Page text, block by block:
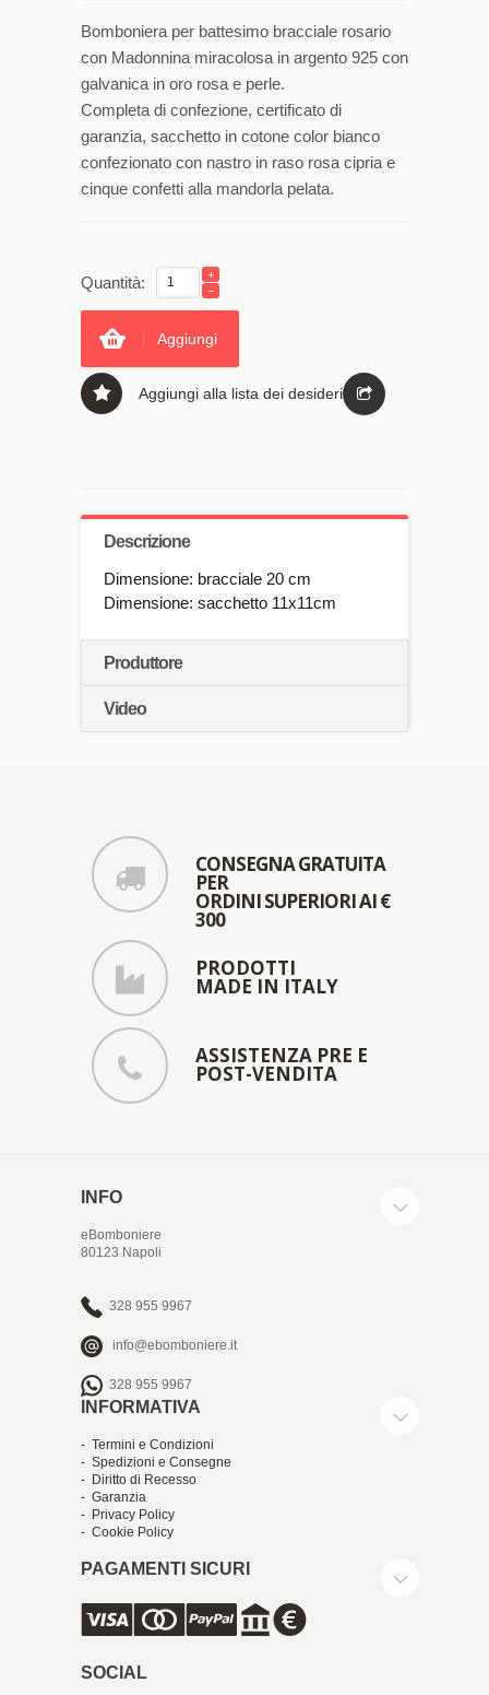
Bomboniera per battesimo bracciale rosario
con Madonnina miracolosa in argento 925 con
galvanica in oro rosa e perle.
Completa di confezione, certificato di
garanzia, sacchetto in cotone color bianco
confezionato con nastro in raso rosa cipria e
cinque confetti alla mandorla pelata.
Quantità:
Aggiungi
Aggiungi alla lista dei desideri
Descrizione
Dimensione: bracciale 20 cm
Dimensione: sacchetto 11x11cm
Produttore
Video
CONSEGNA GRATUITA
PER
ORDINI SUPERIORI AI €
300
PRODOTTI
MADE IN ITALY
ASSISTENZA PRE E
POST-VENDITA
INFO
eBomboniere
80123 Napoli
328 955 9967
info@ebomboniere.it
328 955 9967
INFORMATIVA
- Termini e Condizioni
- Spedizioni e Consegne
- Diritto di Recesso
- Garanzia
- Privacy Policy
- Cookie Policy
PAGAMENTI SICURI
SOCIAL